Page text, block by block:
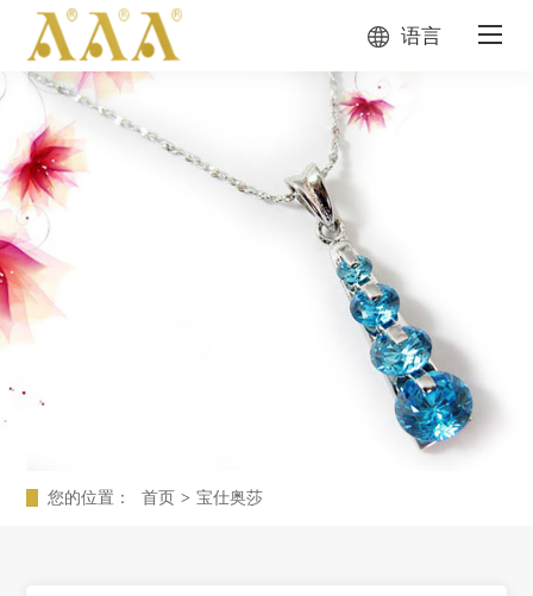
语言
您的位置： 首页 > 宝仕奥莎